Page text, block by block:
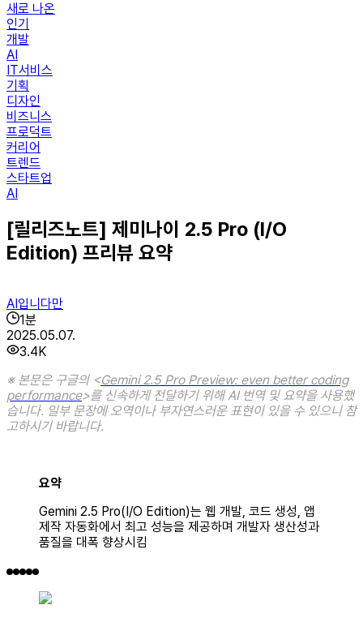
새로 나온
인기
개발
AI
IT서비스
기획
디자인
비즈니스
프로덕트
커리어
트렌드
스타트업
AI
[릴리즈노트] 제미나이 2.5 Pro (I/O
Edition) 프리뷰 요약
AI입니다만
1분
2025.05.07.
3.4K
※ 본문은 구글의 <Gemini 2.5 Pro Preview: even better coding
performance>를 신속하게 전달하기 위해 AI 번역 및 요약을 사용했
습니다. 일부 문장에 오역이나 부자연스러운 표현이 있을 수 있으니 참
고하시기 바랍니다.
요약
Gemini 2.5 Pro(I/O Edition)는 웹 개발, 코드 생성, 앱
제작 자동화에서 최고 성능을 제공하며 개발자 생산성과
품질을 대폭 향상시킴